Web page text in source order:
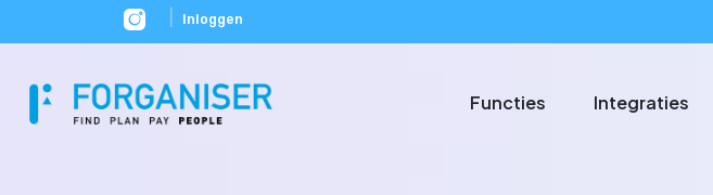
Inloggen
Functies Integraties